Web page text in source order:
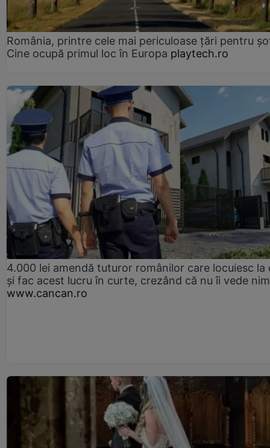
România, printre cele mai periculoase țări pentru
Cine ocupă primul loc în Europa playtech.ro
4.000 lei amendă tuturor românilor care locuiesc la
și fac acest lucru în curte, crezând că nu îi vede
www.cancan.ro